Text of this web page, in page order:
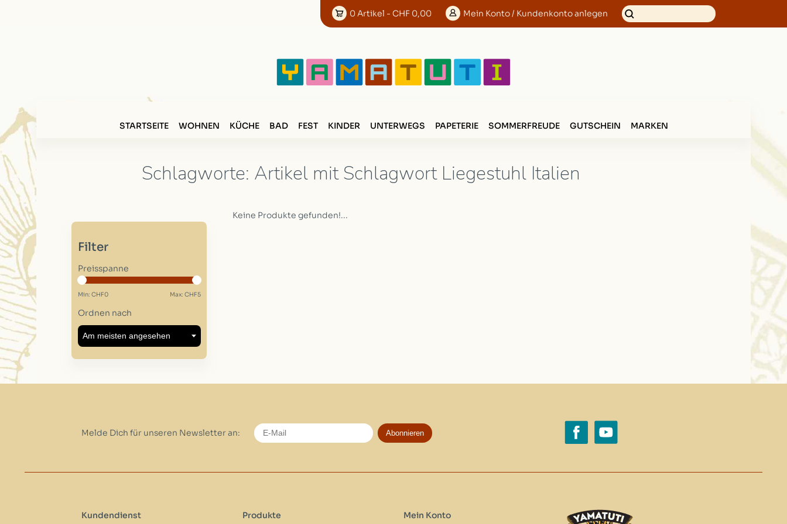
0Artikel - CHF 0,00 Mein Konto/ Kundenkonto anlegen
STARTSEITE WOHNEN KÜCHE BAD FEST KINDER UNTERWEGS PAPETERIE SOMMERFREUDE GUTSCHEIN MARKEN
Schlagworte: Artikel mit Schlagwort Liegestuhl Italien
Filter
Preisspanne
Min: CHF0 Max: CHF5
Ordnen nach
Keine Produkte gefunden!...
Melde Dich für unseren Newsletter an: Abonnieren
Kundendienst
Produkte
Mein Konto